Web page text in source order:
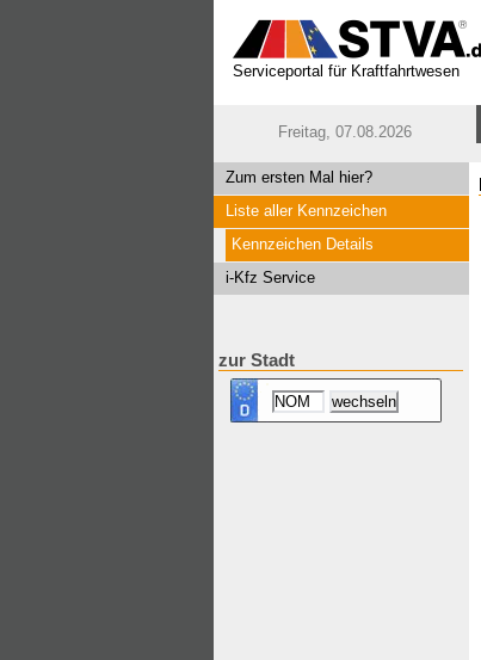
Serviceportal für Kraftfahrtwesen
Freitag, 07.08.2026
Zum ersten Mal hier?
Liste aller Kennzeichen
Kennzeichen Details
i-Kfz Service
zur Stadt